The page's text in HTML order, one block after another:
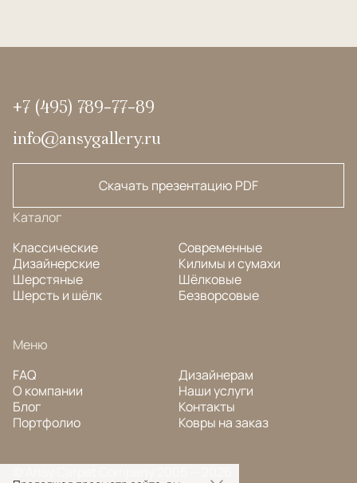
+7 (495) 789-77-89
info@ansygallery.ru
Скачать презентацию PDF
Каталог
Классические
Дизайнерские
Шерстяные
Шерсть и шёлк
Современные
Килимы и сумахи
Шёлковые
Безворсовые
Меню
FAQ
О компании
Блог
Портфолио
Дизайнерам
Наши услуги
Контакты
Ковры на заказ